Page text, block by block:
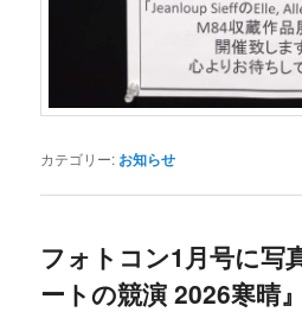
カテゴリー: お知らせ
フォトコン1月号に写
ートの競演 2026寒晴